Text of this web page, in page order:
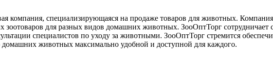
компания, специализирующаяся на продаже товаров для животных.
зоотоваров для разных видов домашних животных. ЗооОптТорг
специалистов по уходу за животными. ЗооОптТорг стремится
животных максимально удобной и доступной для каждого.